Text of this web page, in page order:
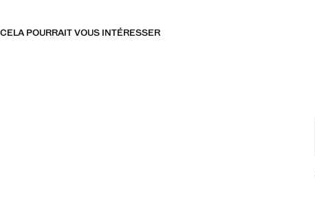
CELA POURRAIT VOUS INTÉRESSER